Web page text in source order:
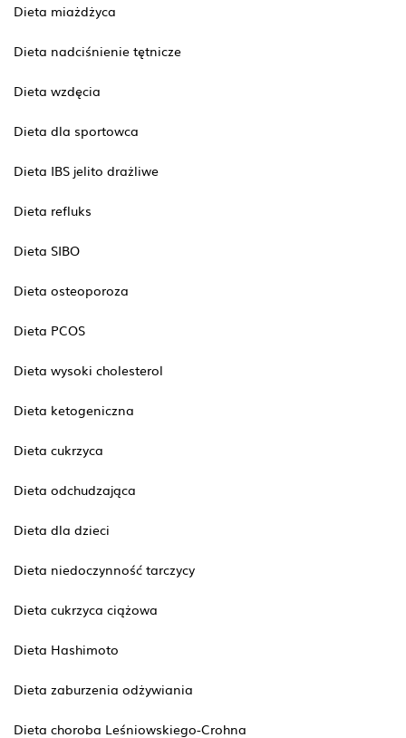
Dieta miażdżyca
Dieta nadciśnienie tętnicze
Dieta wzdęcia
Dieta dla sportowca
Dieta IBS jelito drażliwe
Dieta refluks
Dieta SIBO
Dieta osteoporoza
Dieta PCOS
Dieta wysoki cholesterol
Dieta ketogeniczna
Dieta cukrzyca
Dieta odchudzająca
Dieta dla dzieci
Dieta niedoczynność tarczycy
Dieta cukrzyca ciążowa
Dieta Hashimoto
Dieta zaburzenia odżywiania
Dieta choroba Leśniowskiego-Crohna